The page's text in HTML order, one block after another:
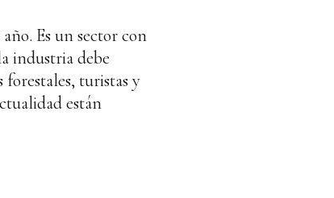
Es un sector con
industria debe
forestales, turistas y
están